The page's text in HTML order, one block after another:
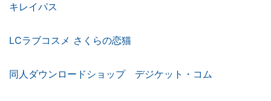
キレイパス
LCラブコスメ さくらの恋猫
同人ダウンロードショップ デジケット・コム